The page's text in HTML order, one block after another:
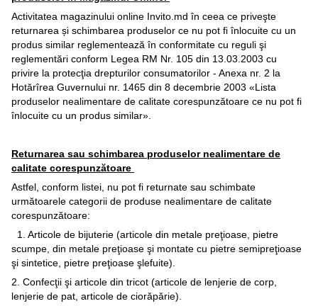
Activitatea magazinului online Invito.md în ceea ce priveşte
returnarea și schimbarea produselor ce nu pot fi înlocuite cu un
produs similar reglementează în conformitate cu reguli şi
reglementări conform Legea RM Nr. 105 din 13.03.2003 cu
privire la protecţia drepturilor consumatorilor - Anexa nr. 2 la
Hotărîrea Guvernului nr. 1465 din 8 decembrie 2003 «Lista
produselor nealimentare de calitate corespunzătoare ce nu pot fi
înlocuite cu un produs similar».
Returnarea sau schimbarea produselor nealimentare de
calitate corespunzătoare
Astfel, conform listei, nu pot fi returnate sau schimbate
următoarele categorii de produse nealimentare de calitate
corespunzătoare:
1. Articole de bijuterie (articole din metale preţioase, pietre
scumpe, din metale preţioase şi montate cu pietre semipreţioase
şi sintetice, pietre preţioase şlefuite).
2. Confecţii şi articole din tricot (articole de lenjerie de corp,
lenjerie de pat, articole de ciorăpărie).